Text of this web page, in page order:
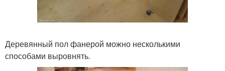
Деревянный пол фанерой можно несколькими
способами выровнять.